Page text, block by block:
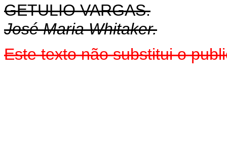
GETULIO VARGAS.
José Maria Whitaker.
Este texto não substitui o